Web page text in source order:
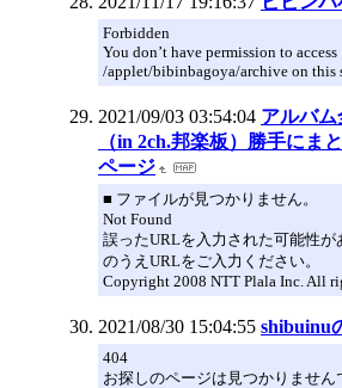
Forbidden
You don’t have permission to access
/applet/bibinbagoya/archive on this
2021/09/03 03:54:04 アルバ
（in 2ch.邦楽板）勝手にま
ページ
■ ファイルが見つかりません。
Not Found
誤ったURLを入力された可能性
のうえURLをご入力ください。
Copyright 2008 NTT Plala Inc. All
2021/08/30 15:04:55 shibuinu
404
お探しのページは見つかりません